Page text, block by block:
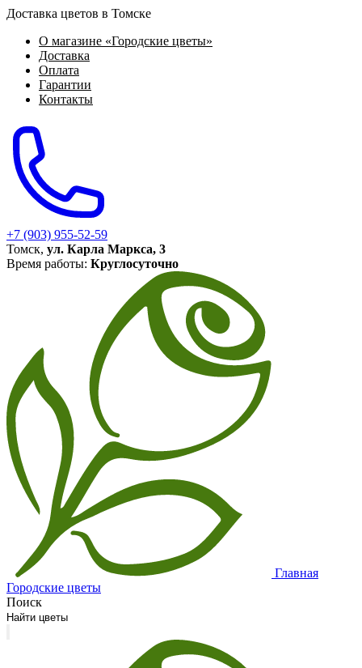
Доставка цветов в Томске
О магазине «Городские цветы»
Доставка
Оплата
Гарантии
Контакты
+7 (903) 955-52-59
Томск, ул. Карла Маркса, 3
Время работы: Круглосуточно
Главная
Городские цветы
Поиск